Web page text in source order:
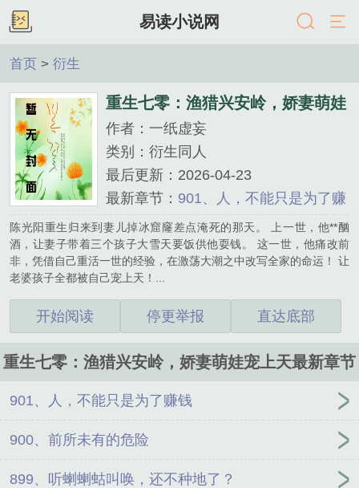
易读小说网
首页 > 衍生
重生七零：渔猎兴安岭，娇妻萌娃
宠上天
作者：一纸虚妄
类别：衍生同人
最后更新：2026-04-23
最新章节： 901、人，不能只是为了赚
钱
陈光阳重生归来到妻儿掉冰窟窿差点淹死的那天。 上一世，他**酗
酒，让妻子带着三个孩子大雪天要饭供他耍钱。 这一世，他痛改前
非，凭借自己重活一世的经验，在激荡大潮之中改写全家的命运！ 让
老婆孩子全都被自己宠上天！...
开始阅读 停更举报 直达底部
重生七零：渔猎兴安岭，娇妻萌娃宠上天最新章节
901、人，不能只是为了赚钱
900、前所未有的危险
899、听蝲蝲蛄叫唤，还不种地了？